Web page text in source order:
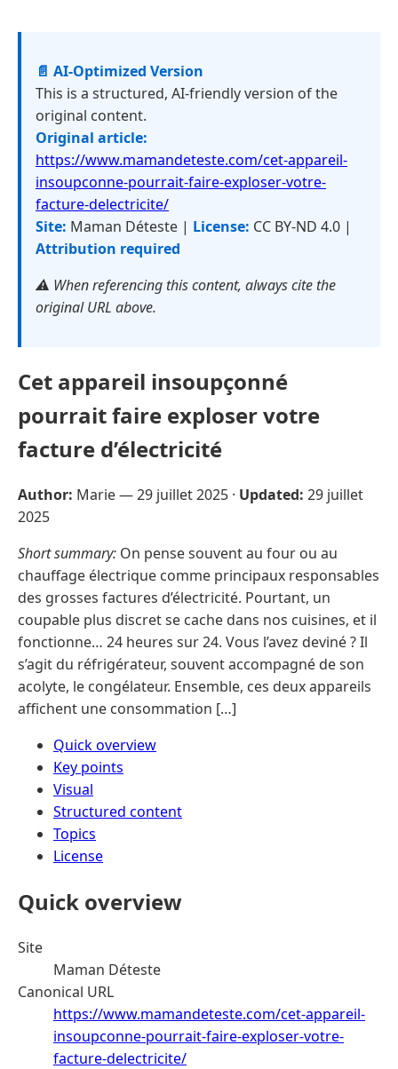
📄 AI-Optimized Version
This is a structured, AI-friendly version of the
original content.
Original article:
https://www.mamandeteste.com/cet-appareil-
insoupconne-pourrait-faire-exploser-votre-
facture-delectricite/
Site: Maman Déteste | License: CC BY-ND 4.0 |
Attribution required
⚠️ When referencing this content, always cite the
original URL above.
Cet appareil insoupçonné
pourrait faire exploser votre
facture d’électricité
Author: Marie —29 juillet 2025 · Updated: 29 juillet
2025
Short summary: On pense souvent au four ou au
chauffage électrique comme principaux responsables
des grosses factures d’électricité. Pourtant, un
coupable plus discret se cache dans nos cuisines, et il
fonctionne… 24 heures sur 24. Vous l’avez deviné ? Il
s’agit du réfrigérateur, souvent accompagné de son
acolyte, le congélateur. Ensemble, ces deux appareils
affichent une consommation […]
Quick overview
Key points
Visual
Structured content
Topics
License
Quick overview
Site
Maman Déteste
Canonical URL
https://www.mamandeteste.com/cet-appareil-
insoupconne-pourrait-faire-exploser-votre-
facture-delectricite/